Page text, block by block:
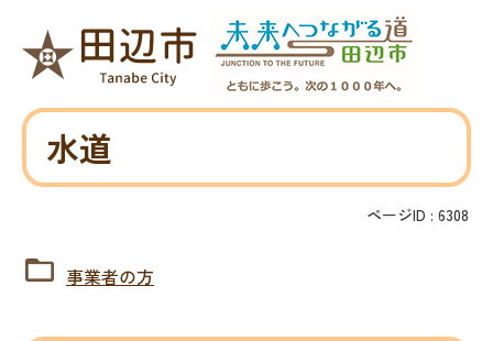
水道
ページID : 6308
事業者の方